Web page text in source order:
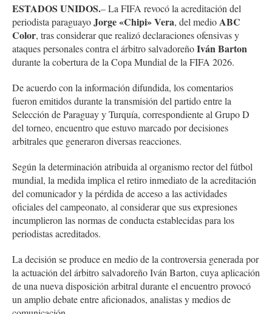
ESTADOS UNIDOS.– La FIFA revocó la acreditación del
periodista paraguayoJorge «Chipi» Vera, del medioABC
Color, tras considerar que realizó declaraciones ofensivas y
ataques personales contra el árbitro salvadoreñoIván Barton
durante la cobertura de la Copa Mundial de la FIFA 2026.
De acuerdo con la información difundida, los comentarios
fueron emitidos durante la transmisión del partido entre la
Selección de Paraguay y Turquía, correspondiente al Grupo D
del torneo, encuentro que estuvo marcado por decisiones
arbitrales que generaron diversas reacciones.
Según la determinación atribuida al organismo rector del fútbol
mundial, la medida implica el retiro inmediato de la acreditación
del comunicador y la pérdida de acceso a las actividades
oficiales del campeonato, al considerar que sus expresiones
incumplieron las normas de conducta establecidas para los
periodistas acreditados.
La decisión se produce en medio de la controversia generada por
la actuación del árbitro salvadoreño Iván Barton, cuya aplicación
de una nueva disposición arbitral durante el encuentro provocó
un amplio debate entre aficionados, analistas y medios de